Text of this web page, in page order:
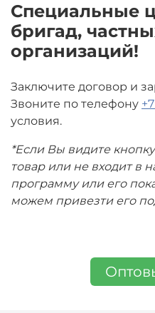
Специальные
бригад,
организаций!
Заключите договор и
Звоните по телефону
условия.
*Если Вы видите
товар или не входит в
программу или его
можем привезти его